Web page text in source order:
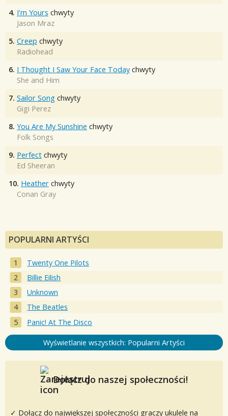
4. I'm Yours chwyty
Jason Mraz
5. Creep chwyty
Radiohead
6. I Thought I Saw Your Face Today chwyty
She and Him
7. Sailor Song chwyty
Gigi Perez
8. You Are My Sunshine chwyty
Folk Songs
9. Perfect chwyty
Ed Sheeran
10. Heather chwyty
Conan Gray
POPULARNI ARTYŚCI
Twenty One Pilots
Billie Eilish
Unknown
The Beatles
Panic! At The Disco
Wyświetlanie wszystkich: Popularni Artyści
Dołącz do naszej społeczności!
✓ Dołącz do największej społeczności graczy ukulele na